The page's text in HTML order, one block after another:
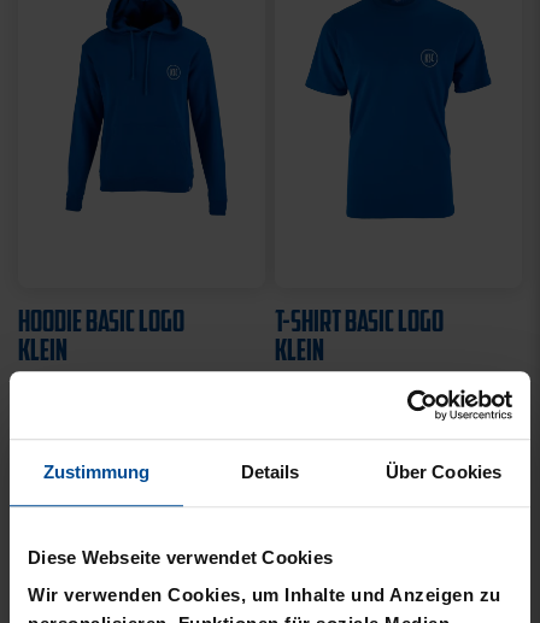
Zustimmung Details Über Cookies
Diese Webseite verwendet Cookies
Wir verwenden Cookies, um Inhalte und Anzeigen zu
HOODIE BASIC LOGO
KLEIN
T-SHIRT BASIC LOGO
KLEIN